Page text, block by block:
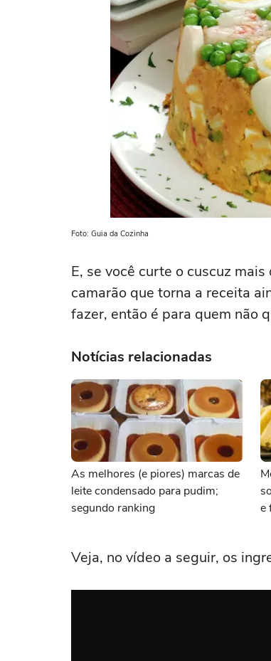
Foto: Guia da Cozinha
E, se você curte o cuscuz
camarão que torna a receita
fazer, então é para quem não
Notícias relacionadas
As melhores (e piores) marcas de
leite condensado para pudim;
segundo ranking
e
Veja, no vídeo a seguir, os